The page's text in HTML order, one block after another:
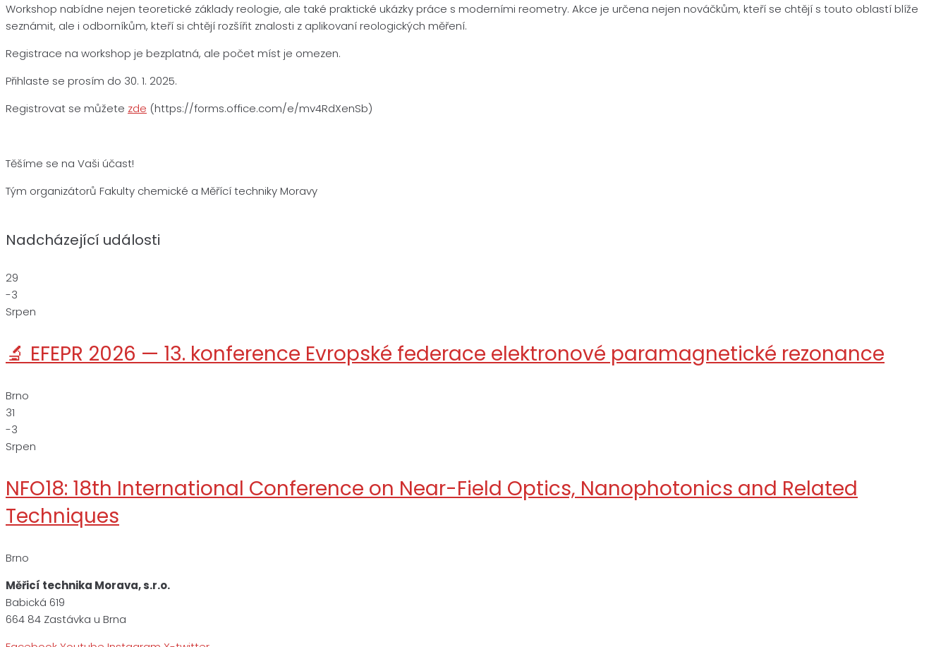
Workshop nabídne nejen teoretické základy reologie, ale také praktické ukázky práce s moderními reometry. Akce je určena nejen nováčkům, kteří se chtějí s touto oblastí blíže
seznámit, ale i odborníkům, kteří si chtějí rozšířit znalosti z aplikovaní reologických měření.
Registrace na workshop je bezplatná, ale počet míst je omezen.
Přihlaste se prosím do 30. 1. 2025.
Registrovat se můžete zde (https://forms.office.com/e/mv4RdXenSb)
Těšíme se na Vaši účast!
Tým organizátorů Fakulty chemické a Měřící techniky Moravy
Nadcházející události
29
-3
Srpen
🔬 EFEPR 2026 — 13. konference Evropské federace elektronové paramagnetické rezonance
Brno
31
-3
Srpen
NFO18: 18th International Conference on Near-Field Optics, Nanophotonics and Related
Techniques
Brno
Měřicí technika Morava, s.r.o.
Babická 619
664 84 Zastávka u Brna